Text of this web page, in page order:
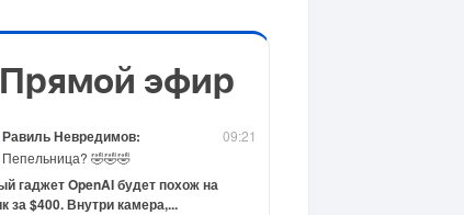
Прямой эфир
09:21
Равиль Невредимов:
Пепельница? 🤣🤣🤣
гаджет OpenAI будет похож на
за $400. Внутри камера,...